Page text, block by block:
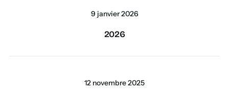
9 janvier 2026
2026
12 novembre 2025